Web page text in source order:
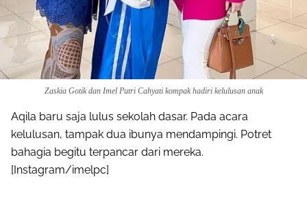
Zaskia Gotik dan Imel Putri Cahyati kompak hadiri kelulusan anak
Aqila baru saja lulus sekolah dasar. Pada acara
kelulusan, tampak dua ibunya mendampingi. Potret
bahagia begitu terpancar dari mereka.
[Instagram/imelpc]